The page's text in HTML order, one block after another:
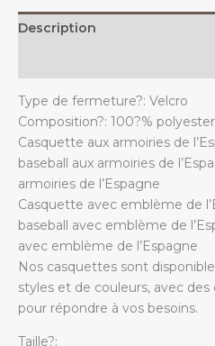
quantity
Description
Type de fermeture?: Velcro
Composition?: 100?% polyester
Casquette aux armoiries de
baseball aux armoiries de
armoiries de l’Espagne
Casquette avec emblème de
baseball avec emblème de
avec emblème de l’Espagne
Nos casquettes sont
styles et de couleurs, avec
pour répondre à vos besoins.
Taille?: